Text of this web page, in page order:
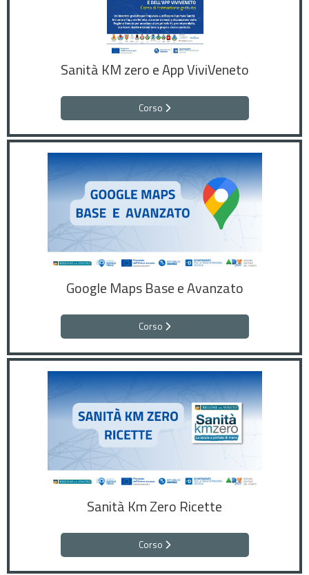
Sanità KM zero e App ViviVeneto
Corso
Google Maps Base e Avanzato
Corso
Sanità Km Zero Ricette
Corso